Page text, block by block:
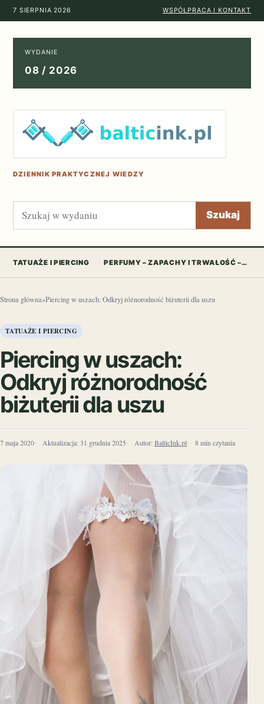
7 SIERPNIA 2026 WSPÓŁPRACA I KONTAKT
WYDANIE
08 / 2026
DZIENNIK PRAKTYCZNEJ WIEDZY
Szukaj Szukaj
TATUAŻE I PIERCING PERFUMY – ZAPACHY I TRWAŁOŚĆ –…
Strona główna»Piercing w uszach: Odkryj różnorodność biżuterii dla uszu
TATUAŻE I PIERCING
Piercing w uszach:
Odkryj różnorodność
biżuterii dla uszu
7 maja 2020 Aktualizacja: 31 grudnia 2025 Autor: BalticInk.pl 8 min czytania